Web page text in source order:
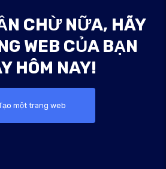
CHỪ NỮA, HÃY
WEB CỦA BẠN
HÔM NAY!
một trang web